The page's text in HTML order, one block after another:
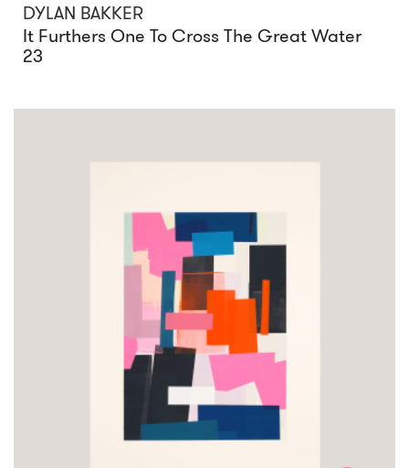
DYLAN BAKKER
It Furthers One To Cross The Great Water
23